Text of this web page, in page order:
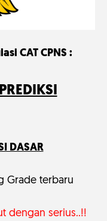
CAT CPNS :
DASAR
Grade terbaru
dengan serius..!!